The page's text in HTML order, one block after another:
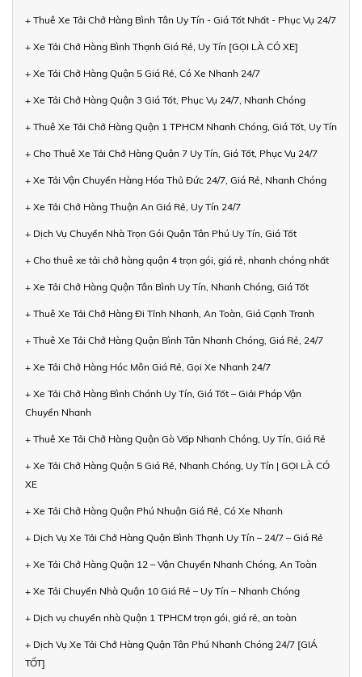
+ Thuê Xe Tải Chở Hàng Bình Tân Uy Tín - Giá Tốt Nhất - Phục Vụ 24/7
+ Xe Tải Chở Hàng Bình Thạnh Giá Rẻ, Uy Tín [GỌI LÀ CÓ XE]
+ Xe Tải Chở Hàng Quận 5 Giá Rẻ, Có Xe Nhanh 24/7
+ Xe Tải Chở Hàng Quận 3 Giá Tốt, Phục Vụ 24/7, Nhanh Chóng
+ Thuê Xe Tải Chở Hàng Quận 1 TPHCM Nhanh Chóng, Giá Tốt, Uy Tín
+ Cho Thuê Xe Tải Chở Hàng Quận 7 Uy Tín, Giá Tốt, Phục Vụ 24/7
+ Xe Tải Vận Chuyển Hàng Hóa Thủ Đức 24/7, Giá Rẻ, Nhanh Chóng
+ Xe Tải Chở Hàng Thuận An Giá Rẻ, Uy Tín 24/7
+ Dịch Vụ Chuyển Nhà Trọn Gói Quận Tân Phú Uy Tín, Giá Tốt
+ Cho thuê xe tải chở hàng quận 4 trọn gói, giá rẻ, nhanh chóng nhất
+ Xe Tải Chở Hàng Quận Tân Bình Uy Tín, Nhanh Chóng, Giá Tốt
+ Thuê Xe Tải Chở Hàng Đi Tỉnh Nhanh, An Toàn, Giá Cạnh Tranh
+ Thuê Xe Tải Chở Hàng Quận Bình Tân Nhanh Chóng, Giá Rẻ, 24/7
+ Xe Tải Chở Hàng Hóc Môn Giá Rẻ, Gọi Xe Nhanh 24/7
+ Xe Tải Chở Hàng Bình Chánh Uy Tín, Giá Tốt – Giải Pháp Vận
Chuyển Nhanh
+ Thuê Xe Tải Chở Hàng Quận Gò Vấp Nhanh Chóng, Uy Tín, Giá Rẻ
+ Xe Tải Chở Hàng Quận 5 Giá Rẻ, Nhanh Chóng, Uy Tín | GỌI LÀ CÓ
XE
+ Xe Tải Chở Hàng Quận Phú Nhuận Giá Rẻ, Có Xe Nhanh
+ Dịch Vụ Xe Tải Chở Hàng Quận Bình Thạnh Uy Tín – 24/7 – Giá Rẻ
+ Xe Tải Chở Hàng Quận 12 – Vận Chuyển Nhanh Chóng, An Toàn
+ Xe Tải Chuyển Nhà Quận 10 Giá Rẻ – Uy Tín – Nhanh Chóng
+ Dịch vụ chuyển nhà Quận 1 TPHCM trọn gói, giá rẻ, an toàn
+ Dịch Vụ Xe Tải Chở Hàng Quận Tân Phú Nhanh Chóng 24/7 [GIÁ
TỐT]